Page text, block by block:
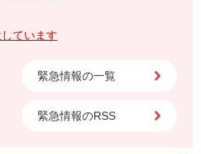
ています
緊急情報の一覧
緊急情報のRSS